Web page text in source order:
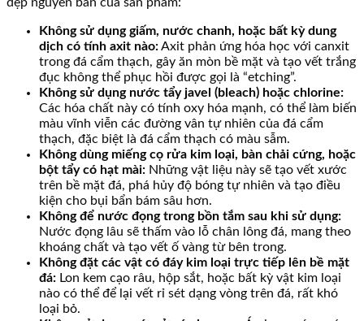
Không sử dụng giấm, nước chanh, hoặc bất kỳ dung
dịch có tính axit nào:Axit phản ứng hóa học với canxit
trong đá cẩm thạch, gây ăn mòn bề mặt và tạo vết trắng
đục không thể phục hồi được gọi là “etching”.
Không sử dụng nước tẩy javel (bleach) hoặc chlorine:
Các hóa chất này có tính oxy hóa mạnh, có thể làm biến
màu vĩnh viễn các đường vân tự nhiên của đá cẩm
thạch, đặc biệt là đá cẩm thạch có màu sẫm.
Không dùng miếng cọ rửa kim loại, bàn chải cứng, hoặc
bột tẩy có hạt mài: Những vật liệu này sẽ tạo vết xước
trên bề mặt đá, phá hủy độ bóng tự nhiên và tạo điều
kiện cho bụi bẩn bám sâu hơn.
Không để nước đọng trong bồn tắm sau khi sử dụng:
Nước đọng lâu sẽ thấm vào lỗ chân lông đá, mang theo
khoáng chất và tạo vết ố vàng từ bên trong.
Không đặt các vật có đáy kim loại trực tiếp lên bề mặt
đá: Lon kem cạo râu, hộp sắt, hoặc bất kỳ vật kim loại
nào có thể để lại vết rỉ sét dạng vòng trên đá, rất khó
loại bỏ.